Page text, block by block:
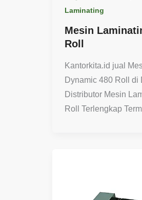
Laminating
Mesin
Roll
Kantorkita.id jual
Dynamic 480 Roll di
Distributor Mesin
Roll Terlengkap